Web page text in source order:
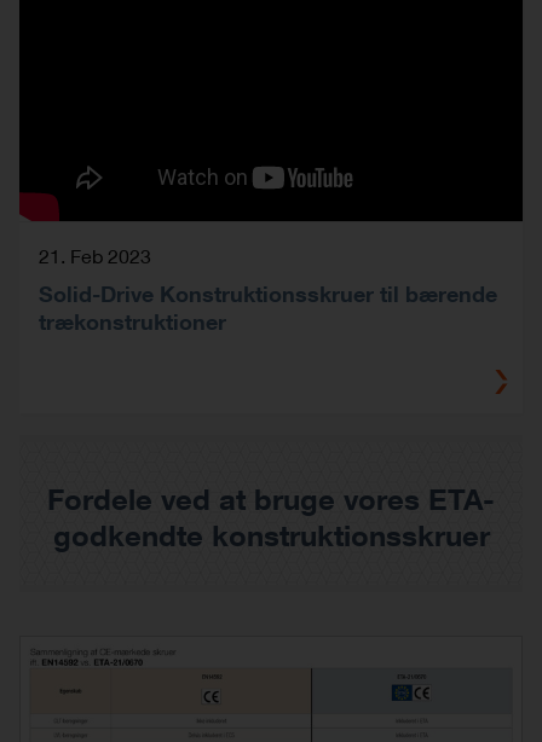
21. Feb 2023
Solid-Drive Konstruktionsskruer til bærende
trækonstruktioner
Fordele ved at bruge vores ETA-
godkendte konstruktionsskruer